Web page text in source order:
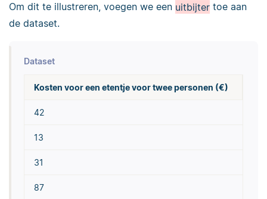
Om dit te illustreren, voegen we een uitbijter toe aan
de dataset.
Dataset
Kosten voor een etentje voor twee personen (€)
42
13
31
87